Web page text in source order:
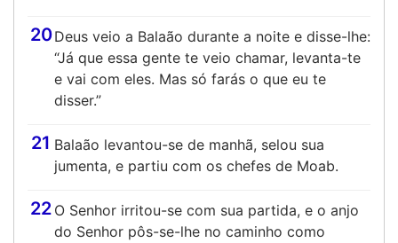
20Deus veio a Balaão durante a noite e disse-lhe:
“Já que essa gente te veio chamar, levanta-te
e vai com eles. Mas só farás o que eu te
disser.”
21 Balaão levantou-se de manhã, selou sua
jumenta, e partiu com os chefes de Moab.
22 O Senhor irritou-se com sua partida, e o anjo
do Senhor pôs-se-lhe no caminho como